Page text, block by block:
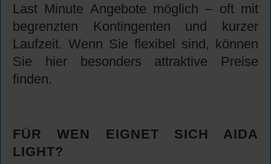
Last Minute Angebote möglich – oft mit
begrenzten Kontingenten und kurzer
Laufzeit. Wenn Sie flexibel sind, können
Sie hier besonders attraktive Preise
finden.
FÜR WEN EIGNET SICH AIDA
LIGHT?